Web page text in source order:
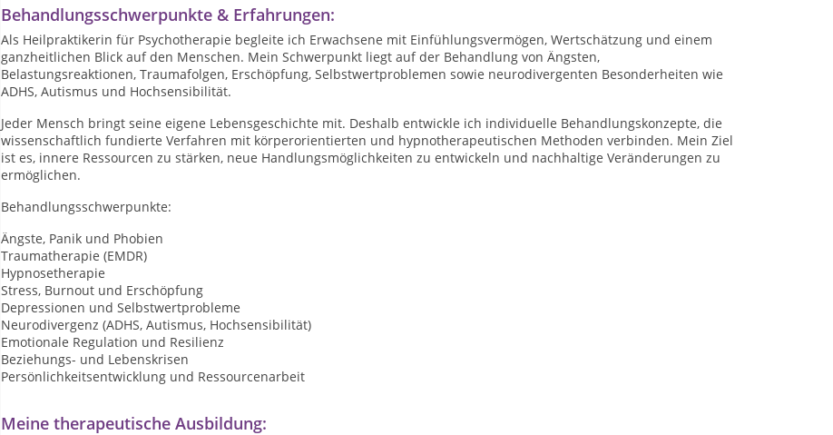
Behandlungsschwerpunkte & Erfahrungen:
Als Heilpraktikerin für Psychotherapie begleite ich Erwachsene mit Einfühlungsvermögen, Wertschätzung und einem
ganzheitlichen Blick auf den Menschen. Mein Schwerpunkt liegt auf der Behandlung von Ängsten,
Belastungsreaktionen, Traumafolgen, Erschöpfung, Selbstwertproblemen sowie neurodivergenten Besonderheiten wie
ADHS, Autismus und Hochsensibilität.
Jeder Mensch bringt seine eigene Lebensgeschichte mit. Deshalb entwickle ich individuelle Behandlungskonzepte, die
wissenschaftlich fundierte Verfahren mit körperorientierten und hypnotherapeutischen Methoden verbinden. Mein Ziel
ist es, innere Ressourcen zu stärken, neue Handlungsmöglichkeiten zu entwickeln und nachhaltige Veränderungen zu
ermöglichen.
Behandlungsschwerpunkte:
Ängste, Panik und Phobien
Traumatherapie (EMDR)
Hypnosetherapie
Stress, Burnout und Erschöpfung
Depressionen und Selbstwertprobleme
Neurodivergenz (ADHS, Autismus, Hochsensibilität)
Emotionale Regulation und Resilienz
Beziehungs- und Lebenskrisen
Persönlichkeitsentwicklung und Ressourcenarbeit
Meine therapeutische Ausbildung: